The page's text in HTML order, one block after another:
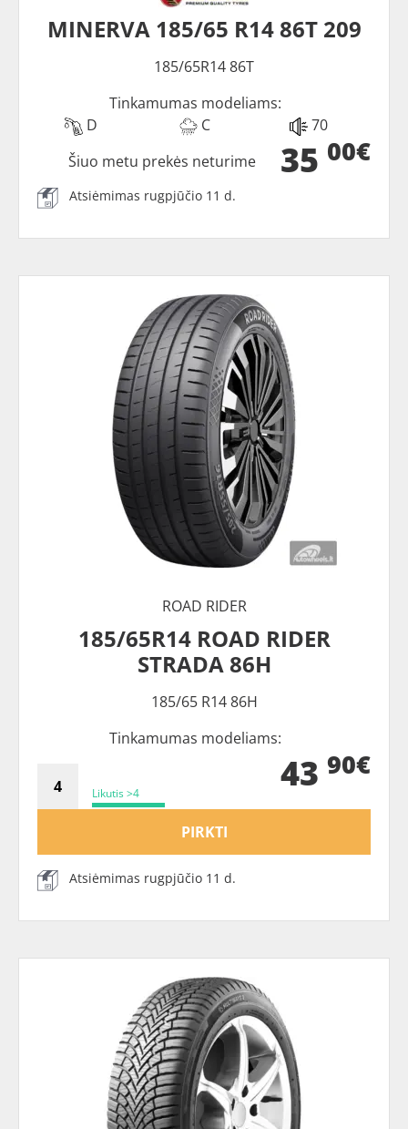
MINERVA 185/65 R14 86T 209
185/65R14 86T
Tinkamumas modeliams:
D
C 70
35 00€
Šiuo metu prekės neturime
Atsiėmimas rugpjūčio 11 d.
ROAD RIDER
185/65R14 ROAD RIDER
STRADA 86H
185/65 R14 86H
Tinkamumas modeliams:
Likutis >4 43 90€
PIRKTI
Atsiėmimas rugpjūčio 11 d.